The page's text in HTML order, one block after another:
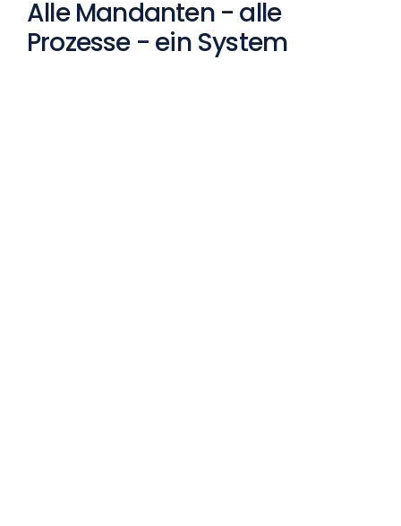
Alle Mandanten - alle
Prozesse - ein System